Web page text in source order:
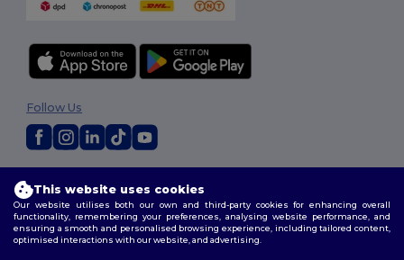
Terms & Conditions|Customization Policy
Policy|Site Map
Follow Us
This website uses cookies
Our website utilises both our own and third-party cookies for enhancing overall
functionality, remembering your preferences, analysing website performance, and
ensuring a smooth and personalised browsing experience, including tailored content,
optimised interactions with our website, and advertising.